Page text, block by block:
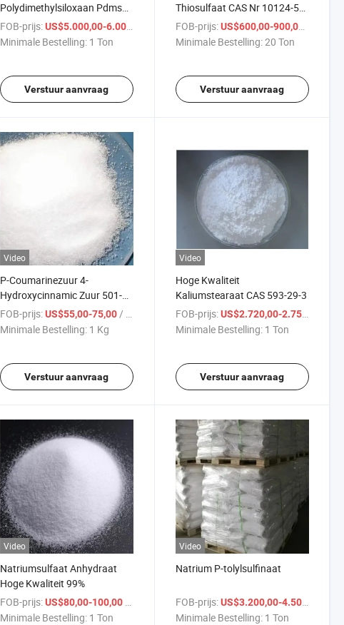
Polydimethylsiloxaan Pdms
CAS Nr.: 9006-65-9
FOB-prijs: US$5.000,00-6.000,00
Minimale Bestelling: 1 Ton
Verstuur aanvraag
Thiosulfaat CAS Nr 10124-53-
5
FOB-prijs: US$600,00-900,00
Minimale Bestelling:20 Ton
Verstuur aanvraag
Video
P-Coumarinezuur 4-
Hydroxycinnamic Zuur 501-
98-4 P-
Hydroxycinnaminezuur
FOB-prijs: US$55,00-75,00/ Kg
Minimale Bestelling: 1 Kg
Verstuur aanvraag
Video
Hoge Kwaliteit
Kaliumstearaat CAS 593-29-3
FOB-prijs: US$2.720,00-2.750,00
Minimale Bestelling: 1 Ton
Verstuur aanvraag
Video
Natriumsulfaat Anhydraat
Hoge Kwaliteit 99%
FOB-prijs: US$80,00-100,00
Minimale Bestelling: 1 Ton
Video
Natrium P-tolylsulfinaat
FOB-prijs: US$3.200,00-4.500,00
Minimale Bestelling: 1 Ton